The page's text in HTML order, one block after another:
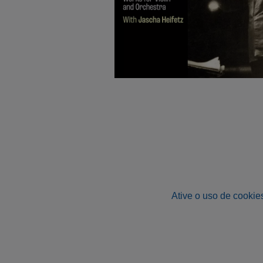
Ative o uso de